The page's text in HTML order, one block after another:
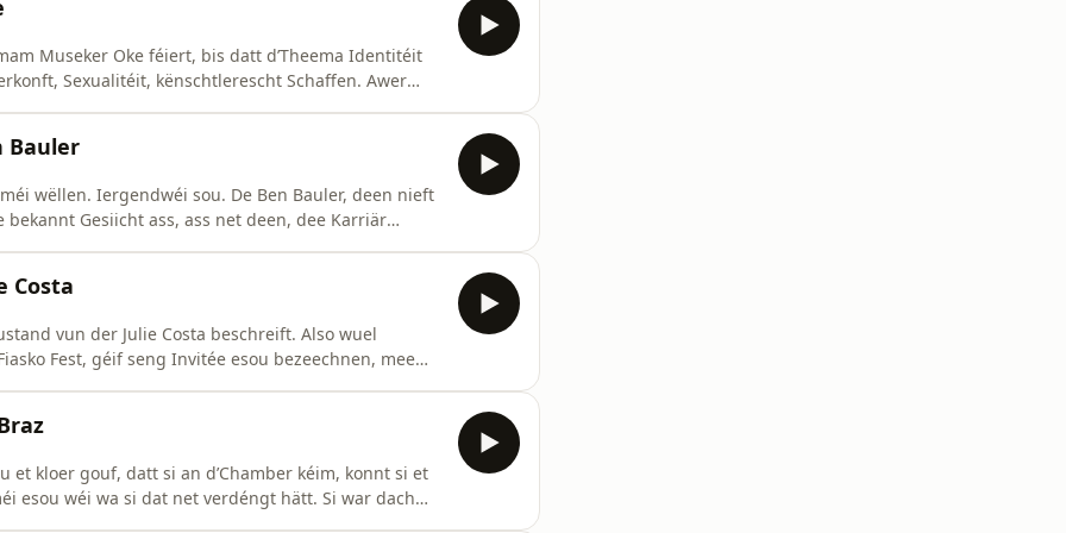
Museker Oke féiert, bis datt d’Theema Identitéit
Sexualitéit, kënschtlerescht Schaffen. Awer
Bauler
wëllen. Iergendwéi sou. De Ben Bauler, deen nieft
Gesiicht ass, ass net deen, dee Karriär
Costa
vun der Julie Costa beschreift. Also wuel
Fest, géif seng Invitée esou bezeechnen, mee
et kloer gouf, datt si an d’Chamber kéim, konnt si et
esou wéi wa si dat net verdéngt hätt. Si war dach